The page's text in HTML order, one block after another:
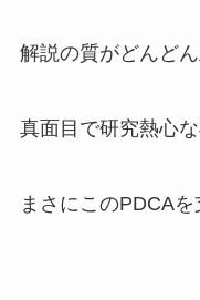
解説の質がどんどん
真面目で研究熱心
まさにこのPDCA